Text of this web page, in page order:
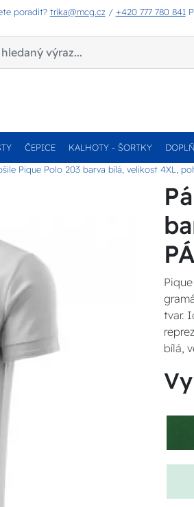
poradit? trika@mcg.cz / +420 777 780 841
ČEPICE KALHOTY - ŠORTKY
Pique Polo 203 barva bílá, velikost 4XL,
tvar.
bílá,